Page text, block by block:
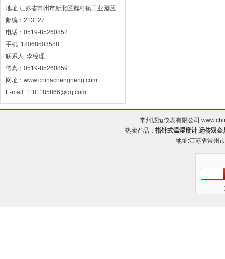
地址:江苏省常州市新北区魏村镇工业园区
邮编：213127
电话：0519-85260852
手机: 18068503588
联系人: 李经理
传真：0519-85260859
网址：www.chinachengheng.com
E-mail: 1181185866@qq.com
常州诚恒仪表有限公司
热卖产品：指针式温湿度计,远传双金
地址:江苏省常州